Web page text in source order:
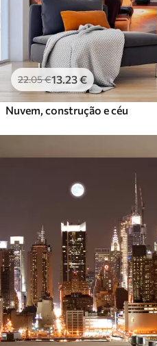
22.05€13.23€
Nuvem, construção e céu